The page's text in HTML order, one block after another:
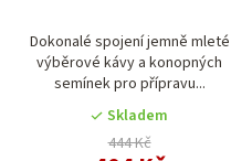
Dokonalé spojení jemně mleté
výběrové kávy a konopných
semínek pro přípravu...
Skladem
444 Kč